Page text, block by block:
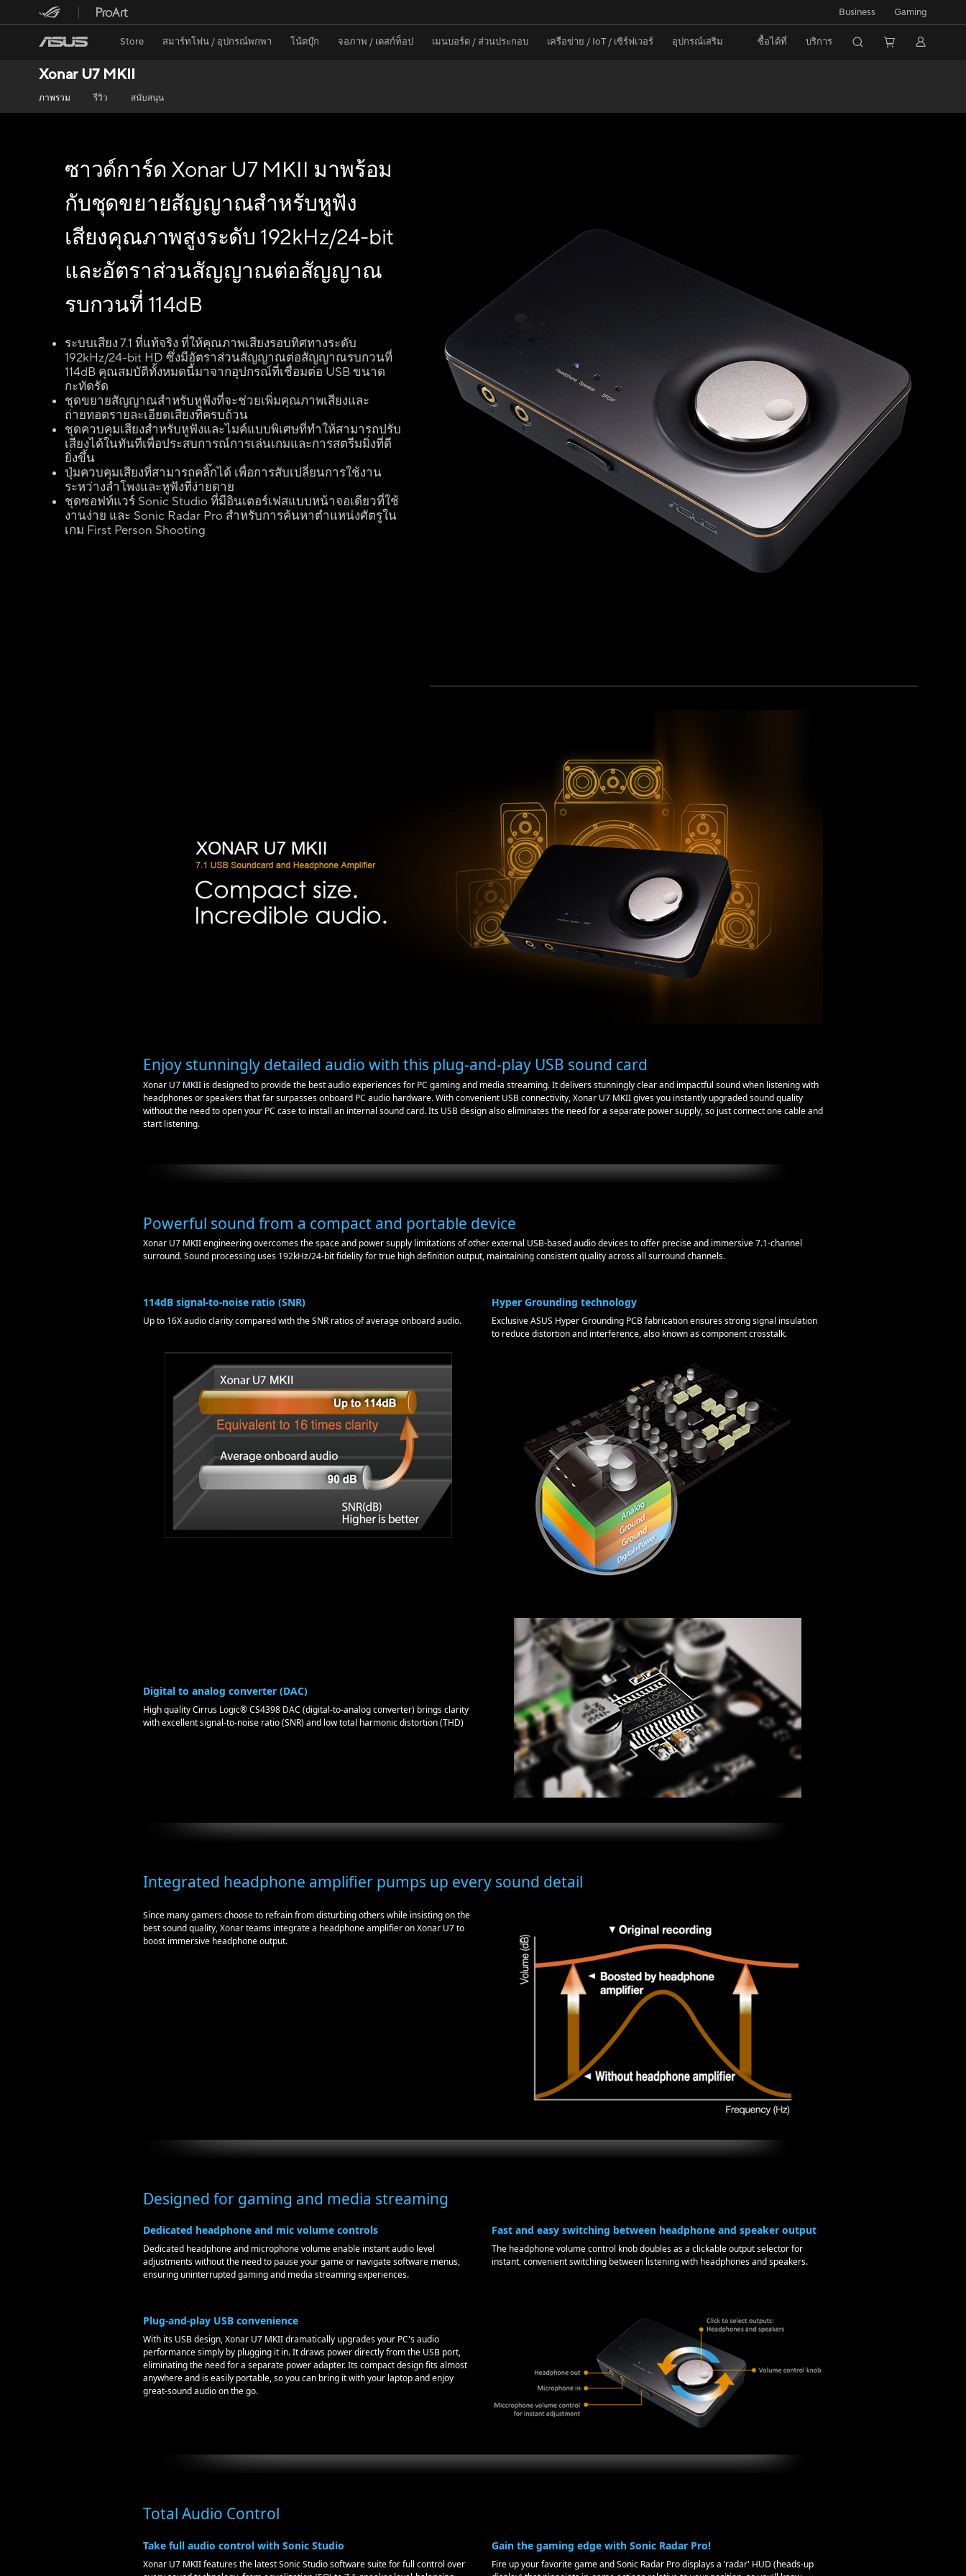
Business Gaming
Store สมาร์ทโฟน / อุปกรณ์พกพา โน้ตบุ๊ก จอภาพ / เดสก์ท็อป เมนบอร์ด / ส่วนประกอบ เครือข่าย / IoT / เซิร์ฟเวอร์ อุปกรณ์เสริม ซื้อได้ที่ บริการ
Xonar U7 MKII
ภาพรวม รีวิว สนับสนุน
ซาวด์การ์ด Xonar U7 MKII มาพร้อม
กับชุดขยายสัญญาณสำหรับหูฟัง
เสียงคุณภาพสูงระดับ 192kHz/24-bit
และอัตราส่วนสัญญาณต่อสัญญาณ
รบกวนที่ 114dB
ระบบเสียง 7.1 ที่แท้จริง ที่ให้คุณภาพเสียงรอบทิศทางระดับ
192kHz/24-bit HD ซึ่งมีอัตราส่วนสัญญาณต่อสัญญาณรบกวนที่
114dB คุณสมบัติทั้งหมดนี้มาจากอุปกรณ์ที่เชื่อมต่อ USB ขนาด
กะทัดรัด
ชุดขยายสัญญาณสำหรับหูฟังที่จะช่วยเพิ่มคุณภาพเสียงและ
ถ่ายทอดรายละเอียดเสียงที่ครบถ้วน
ชุดควบคุมเสียงสำหรับหูฟังและไมค์แบบพิเศษที่ทำให้สามารถปรับ
เสียงได้ในทันทีเพื่อประสบการณ์การเล่นเกมและการสตรีมมิ่งที่ดี
ยิ่งขึ้น
ปุ่มควบคุมเสียงที่สามารถคลิ๊กได้ เพื่อการสับเปลี่ยนการใช้งาน
ระหว่างลำโพงและหูฟังที่ง่ายดาย
ชุดซอฟท์แวร์ Sonic Studio ที่มีอินเตอร์เฟสแบบหน้าจอเดียวที่ใช้
งานง่าย และ Sonic Radar Pro สำหรับการค้นหาตำแหน่งศัตรูใน
เกม First Person Shooting
Enjoy stunningly detailed audio with this plug-and-play USB sound card
Xonar U7 MKII is designed to provide the best audio experiences for PC gaming and media streaming. It delivers stunningly clear and impactful sound when listening with
headphones or speakers that far surpasses onboard PC audio hardware. With convenient USB connectivity, Xonar U7 MKII gives you instantly upgraded sound quality
without the need to open your PC case to install an internal sound card. Its USB design also eliminates the need for a separate power supply, so just connect one cable and
start listening.
Powerful sound from a compact and portable device
Xonar U7 MKII engineering overcomes the space and power supply limitations of other external USB-based audio devices to offer precise and immersive 7.1-channel
surround. Sound processing uses 192kHz/24-bit fidelity for true high definition output, maintaining consistent quality across all surround channels.
114dB signal-to-noise ratio (SNR)
Up to 16X audio clarity compared with the SNR ratios of average onboard audio.
Hyper Grounding technology
Exclusive ASUS Hyper Grounding PCB fabrication ensures strong signal insulation
to reduce distortion and interference, also known as component crosstalk.
Digital to analog converter (DAC)
High quality Cirrus Logic® CS4398 DAC (digital-to-analog converter) brings clarity
with excellent signal-to-noise ratio (SNR) and low total harmonic distortion (THD)
Integrated headphone amplifier pumps up every sound detail
Since many gamers choose to refrain from disturbing others while insisting on the
best sound quality, Xonar teams integrate a headphone amplifier on Xonar U7 to
boost immersive headphone output.
Designed for gaming and media streaming
Dedicated headphone and mic volume controls
Dedicated headphone and microphone volume enable instant audio level
adjustments without the need to pause your game or navigate software menus,
ensuring uninterrupted gaming and media streaming experiences.
Fast and easy switching between headphone and speaker output
The headphone volume control knob doubles as a clickable output selector for
instant, convenient switching between listening with headphones and speakers.
Plug-and-play USB convenience
With its USB design, Xonar U7 MKII dramatically upgrades your PC's audio
performance simply by plugging it in. It draws power directly from the USB port,
eliminating the need for a separate power adapter. Its compact design fits almost
anywhere and is easily portable, so you can bring it with your laptop and enjoy
great-sound audio on the go.
Total Audio Control
Take full audio control with Sonic Studio
Xonar U7 MKII features the latest Sonic Studio software suite for full control over
Gain the gaming edge with Sonic Radar Pro!
Fire up your favorite game and Sonic Radar Pro displays a ‘radar' HUD (heads-up